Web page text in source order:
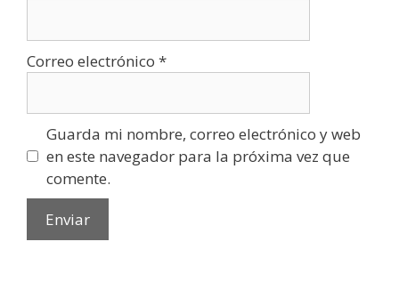
Correo electrónico *
Guarda mi nombre, correo electrónico y web
en este navegador para la próxima vez que
comente.